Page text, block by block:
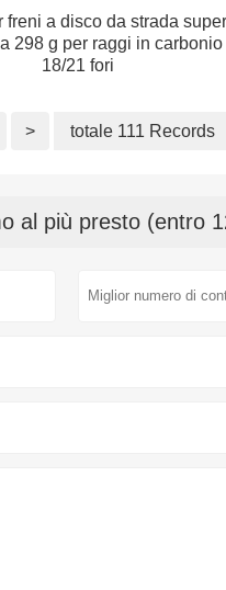
freni a disco da strada super
298 g per raggi in carbonio
18/21 fori
> totale 111 Records
al più presto (entro